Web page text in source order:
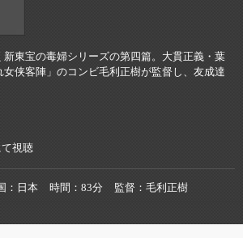
新東宝の毒婦シリーズの第四篇。大貫正義・葉
侠客陣」のコンビ毛利正樹が監督し、友成達
視聴
日本 時間 83分 監督
毛利正樹